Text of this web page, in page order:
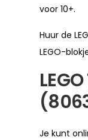
voor 10+.
Huur de
LEGO-
Je kunt